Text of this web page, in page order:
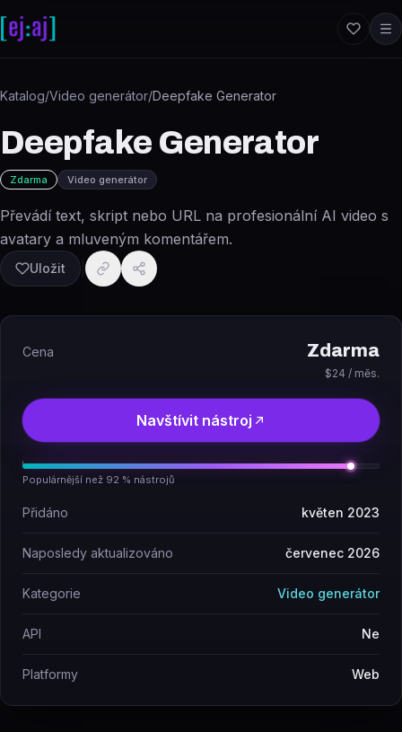
Katalog/Video generátor/Deepfake Generator
Deepfake Generator
Zdarma Video generátor
Převádí text, skript nebo URL na profesionální AI video s
avatary a mluveným komentářem.
Uložit
Cena Zdarma
$24 / měs.
Navštívit nástroj
Populárnější než 92 % nástrojů
Přidáno květen 2023
Naposledy aktualizováno červenec 2026
Kategorie Video generátor
API Ne
Platformy Web